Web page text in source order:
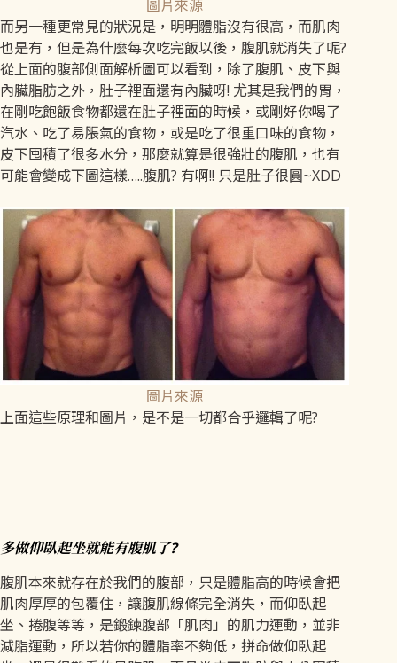
圖片來源
而另一種更常見的狀況是，明明體脂沒有很高，而肌肉
也是有，但是為什麼每次吃完飯以後，腹肌就消失了呢?
從上面的腹部側面解析圖可以看到，除了腹肌、皮下與
內臟脂肪之外，肚子裡面還有內臟呀! 尤其是我們的胃，
在剛吃飽飯食物都還在肚子裡面的時候，或剛好你喝了
汽水、吃了易脹氣的食物，或是吃了很重口味的食物，
皮下囤積了很多水分，那麼就算是很強壯的腹肌，也有
可能會變成下圖這樣…..腹肌? 有啊!! 只是肚子很圓~XDD
圖片來源
上面這些原理和圖片，是不是一切都合乎邏輯了呢?
多做仰臥起坐就能有腹肌了?
腹肌本來就存在於我們的腹部，只是體脂高的時候會把
肌肉厚厚的包覆住，讓腹肌線條完全消失，而仰臥起
坐、捲腹等等，是鍛鍊腹部「肌肉」的肌力運動，並非
減脂運動，所以若你的體脂率不夠低，拼命做仰臥起